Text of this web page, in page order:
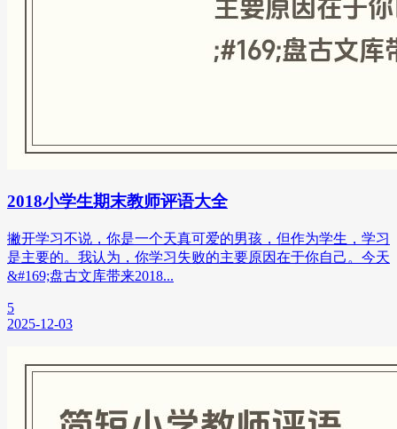
2018小学生期末教师评语大全
撇开学习不说，你是一个天真可爱的男孩，但作为学生，学习
是主要的。我认为，你学习失败的主要原因在于你自己。今天
&#169;盘古文库带来2018...
5
2025-12-03